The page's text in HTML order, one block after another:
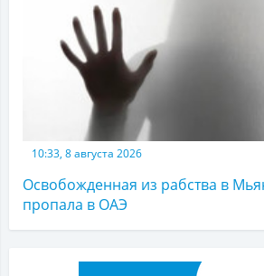
10:33, 8 августа 2026
Освобожденная из рабства в
пропала в ОАЭ